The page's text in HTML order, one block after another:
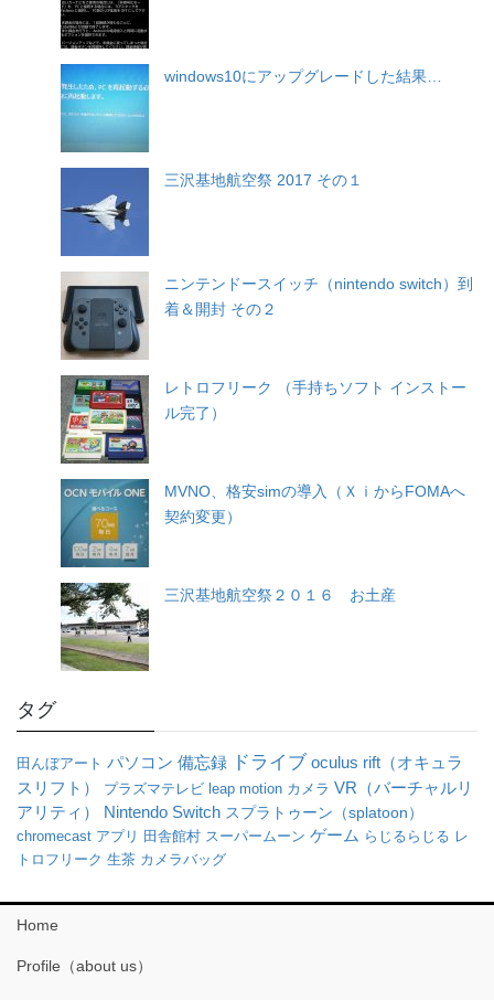
windows10にアップグレードした結果…
三沢基地航空祭 2017 その１
ニンテンドースイッチ（nintendo switch）到
着＆開封 その２
レトロフリーク （手持ちソフト インストー
ル完了）
MVNO、格安simの導入（ＸｉからFOMAへ
契約変更）
三沢基地航空祭２０１６ お土産
タグ
田んぼアート パソコン 備忘録 ドライブ oculus rift（オキュラ
スリフト）
プラズマテレビ leap motion カメラ VR（バーチャルリ
アリティ）
Nintendo Switch スプラトゥーン（splatoon）
chromecast アプリ 田舎館村 スーパームーン ゲーム らじるらじる レ
トロフリーク 生茶 カメラバッグ
Home
Profile（about us）